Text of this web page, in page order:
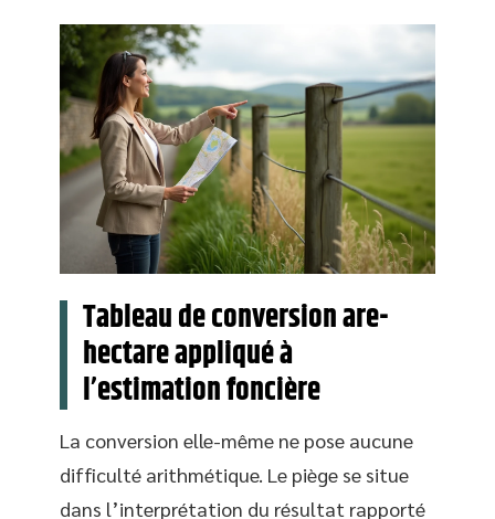
Tableau de conversion are-
hectare appliqué à
l’estimation foncière
La conversion elle-même ne pose aucune
difficulté arithmétique. Le piège se situe
dans l’interprétation du résultat rapporté